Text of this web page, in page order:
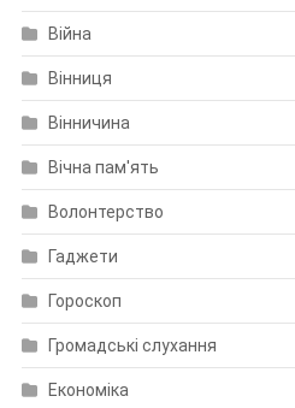
Війна
Вінниця
Вінничина
Вічна пам'ять
Волонтерство
Гаджети
Гороскоп
Громадські слухання
Економіка